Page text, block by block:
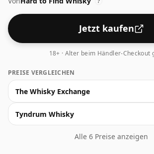
Jetzt kaufen
18+ · Alter beim Händler-Checkout
PREISE VERGLEICHEN
The Whisky Exchange
Tyndrum Whisky
Alle 6 Preise anzeigen